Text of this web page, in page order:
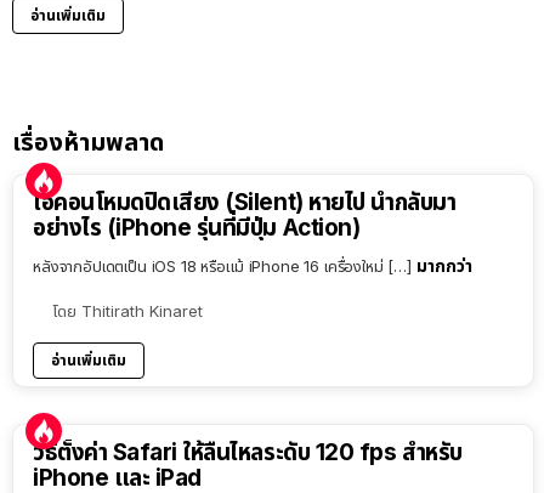
อ่านเพิ่มเติม
เรื่องห้ามพลาด
ไอคอนโหมดปิดเสียง (Silent) หายไป นำกลับมา
อย่างไร (iPhone รุ่นที่มีปุ่ม Action)
หลังจากอัปเดตเป็น iOS 18 หรือแม้ iPhone 16 เครื่องใหม่ […] มากกว่า
โดย Thitirath Kinaret
อ่านเพิ่มเติม
วิธีตั้งค่า Safari ให้ลื่นไหลระดับ 120 fps สำหรับ
iPhone และ iPad